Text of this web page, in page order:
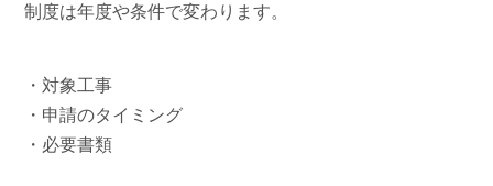
制度は年度や条件で変わります。
・対象工事
・申請のタイミング
・必要書類